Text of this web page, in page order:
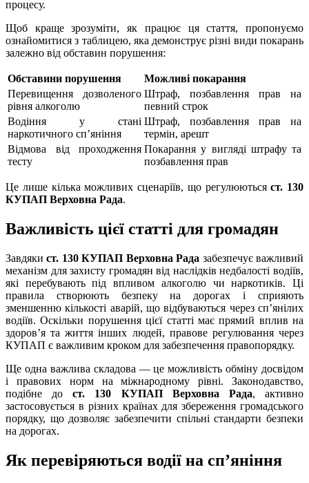
процесу.
Щоб краще зрозуміти, як працює ця стаття, пропонуємо
ознайомитися з таблицею, яка демонструє різні види покарань
залежно від обставин порушення:
Обставини порушення
Можливі покарання
Перевищення дозволеного
рівня алкоголю
Штраф, позбавлення прав на
певний строк
Водіння у стані
наркотичного сп’яніння
Штраф, позбавлення прав на
термін, арешт
Відмова від проходження
тесту
Покарання у вигляді штрафу та
позбавлення прав
Це лише кілька можливих сценаріїв, що регулюютьсяст. 130
КУПАП Верховна Рада.
Важливість цієї статті для громадян
Завдякист. 130 КУПАП Верховна Рада забезпечує важливий
механізм для захисту громадян від наслідків недбалості водіїв,
які перебувають під впливом алкоголю чи наркотиків. Ці
правила створюють безпеку на дорогах і сприяють
зменшенню кількості аварій, що відбуваються через сп’янілих
водіїв. Оскільки порушення цієї статті має прямий вплив на
здоров’я та життя інших людей, правове регулювання через
КУПАП є важливим кроком для забезпечення правопорядку.
Ще одна важлива складова — це можливість обміну досвідом
і правових норм на міжнародному рівні. Законодавство,
подібне дост. 130 КУПАП Верховна Рада, активно
застосовується в різних країнах для збереження громадського
порядку, що дозволяє забезпечити спільні стандарти безпеки
на дорогах.
Як перевіряються водії на сп’яніння